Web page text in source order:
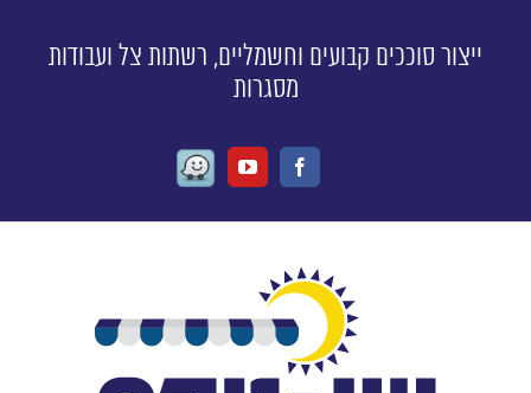
ייצור סוככים קבועים וחשמליים, רשתות צל ועבודות
מסגרות
Facebook
Youtube
Waze